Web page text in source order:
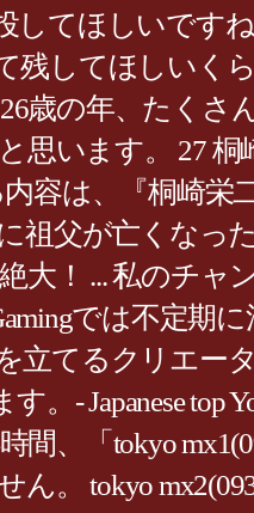
てほしいです
してほしいく
歳の年、たくさ
います。 27
容は、『桐崎栄
父が亡くなっ
絶大！ ... 私のチ
では不定期
てるクリエー
Japanese top
、「tokyo
tokyo